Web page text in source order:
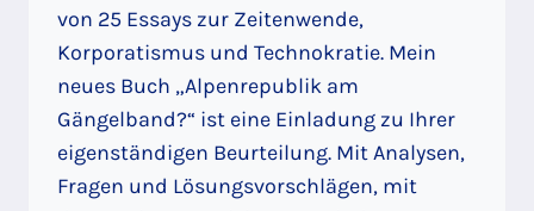
von 25 Essays zur Zeitenwende,
Korporatismus und Technokratie. Mein
neues Buch „Alpenrepublik am
Gängelband?“ ist eine Einladung zu Ihrer
eigenständigen Beurteilung. Mit Analysen,
Fragen und Lösungsvorschlägen, mit